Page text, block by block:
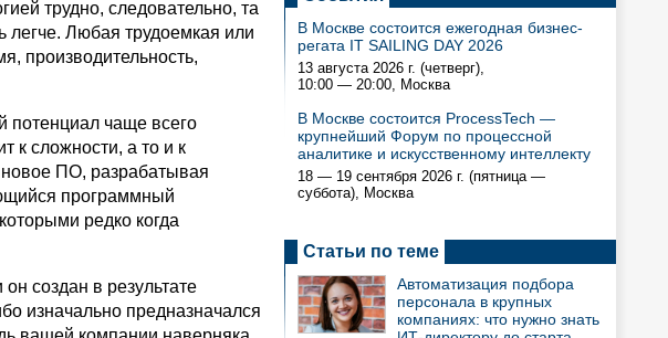
трудно, следовательно, та
легче. Любая трудоемкая или
производительность,
потенциал чаще всего
к сложности, а то и к
новое ПО, разрабатывая
программный
редко когда
создан в результате
изначально предназначался
В Москве состоится ежегодная бизнес-
регата IT SAILING DAY 2026
13 августа 2026 г. (четверг),
10:00 — 20:00, Москва
В Москве состоится ProcessTech —
крупнейший Форум по процессной
аналитике и искусственному интеллекту
18 — 19 сентября 2026 г. (пятница —
суббота), Москва
Статьи по теме
Автоматизация подбора
персонала в крупных
компаниях: что нужно знать